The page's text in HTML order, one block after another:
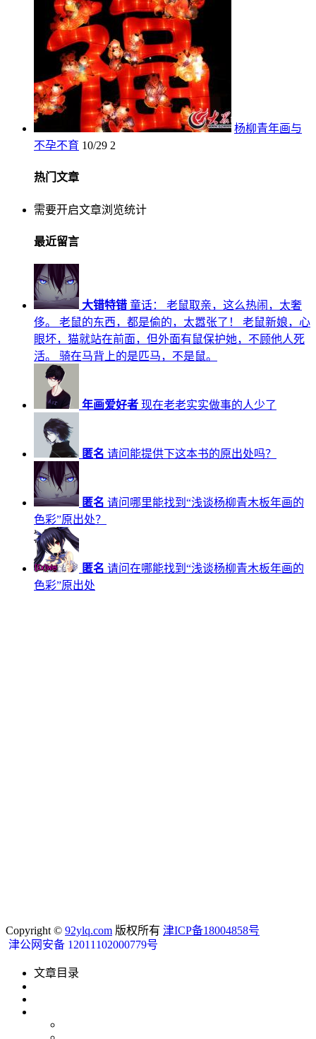
杨柳青年画与
不孕不育 10/29 2
热门文章
需要开启文章浏览统计
最近留言
大错特错 童话： 老鼠取亲，这么热闹，太奢
侈。 老鼠的东西，都是偷的，太嚣张了！ 老鼠新娘，心
眼坏，猫就站在前面，但外面有鼠保护她，不顾他人死
活。 骑在马背上的是匹马，不是鼠。
年画爱好者 现在老老实实做事的人少了
匿名 请问能提供下这本书的原出处吗？
匿名 请问哪里能找到“浅谈杨柳青木板年画的
色彩”原出处？
匿名 请问在哪能找到“浅谈杨柳青木板年画的
色彩”原出处
Copyright © 92ylq.com 版权所有 津ICP备18004858号
津公网安备 12011102000779号
文章目录